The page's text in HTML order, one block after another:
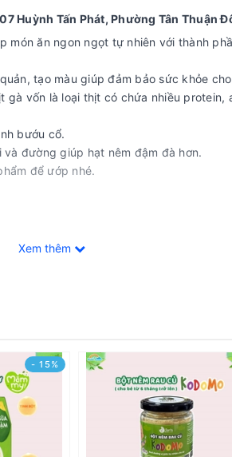
Huỳnh Tấn Phát, Phường Tân Thuận
món ăn ngon ngọt tự nhiên với thành
tạo màu giúp đảm bảo sức khỏe
vốn là loại thịt có chứa nhiều protein,
bướu cổ.
đường giúp hạt nêm đậm đà hơn.
để ướp nhé.
Xem thêm
- 15%